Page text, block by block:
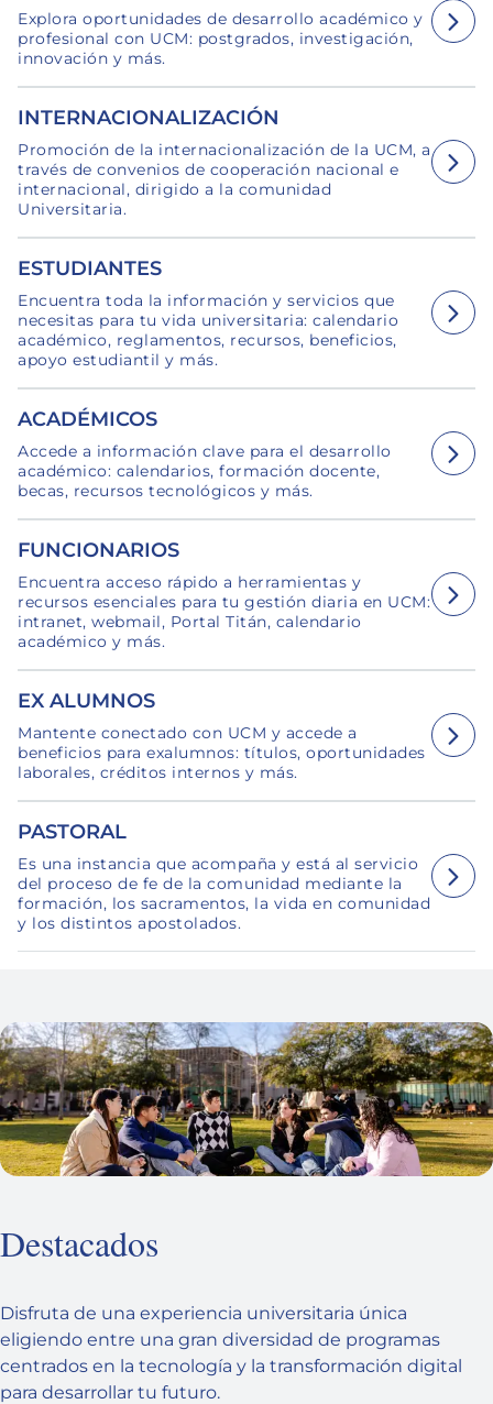
Explora oportunidades de desarrollo académico y
profesional con UCM: postgrados, investigación,
innovación y más.
INTERNACIONALIZACIÓN
Promoción de la internacionalización de la UCM, a
través de convenios de cooperación nacional e
internacional, dirigido a la comunidad
Universitaria.
ESTUDIANTES
Encuentra toda la información y servicios que
necesitas para tu vida universitaria: calendario
académico, reglamentos, recursos, beneficios,
apoyo estudiantil y más.
ACADÉMICOS
Accede a información clave para el desarrollo
académico: calendarios, formación docente,
becas, recursos tecnológicos y más.
FUNCIONARIOS
Encuentra acceso rápido a herramientas y
recursos esenciales para tu gestión diaria en UCM:
intranet, webmail, Portal Titán, calendario
académico y más.
EX ALUMNOS
Mantente conectado con UCM y accede a
beneficios para exalumnos: títulos, oportunidades
laborales, créditos internos y más.
PASTORAL
Es una instancia que acompaña y está al servicio
del proceso de fe de la comunidad mediante la
formación, los sacramentos, la vida en comunidad
y los distintos apostolados.
Destacados
Disfruta de una experiencia universitaria única
eligiendo entre una gran diversidad de programas
centrados en la tecnología y la transformación digital
para desarrollar tu futuro.